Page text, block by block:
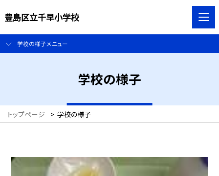
豊島区立千早小学校
学校の様子メニュー
学校の様子
トップページ > 学校の様子